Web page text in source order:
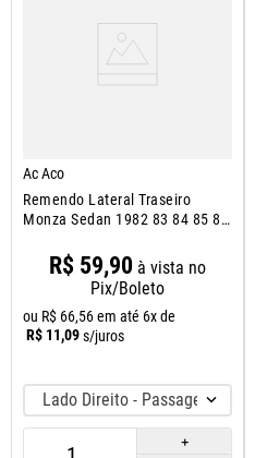
Ac Aco
Remendo Lateral Traseiro
Monza Sedan 1982 83 84 85 86
R$ 59,90 à vista no
Pix/Boleto
ou R$ 66,56em até 6x de
R$ 11,09s/juros
Lado Direito - Passageiro
＋